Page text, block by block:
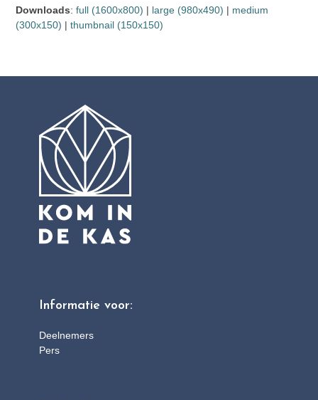
Downloads:full (1600x800) | large (980x490) | medium
(300x150) |thumbnail (150x150)
Informatie voor:
Deelnemers
Pers